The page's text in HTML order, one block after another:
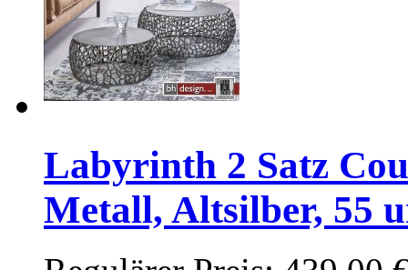
Labyrinth 2 Satz
Metall, Altsilber, 55